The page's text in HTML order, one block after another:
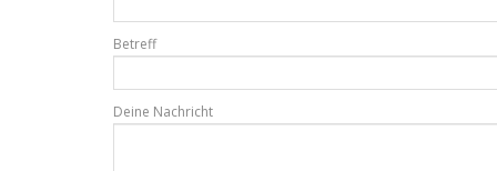
Betreff
Deine Nachricht